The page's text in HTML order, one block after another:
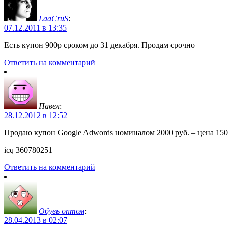
LaaCruS:
07.12.2011 в 13:35
Есть купон 900р сроком до 31 декабря. Продам срочно
Ответить на комментарий
Павел:
28.12.2012 в 12:52
Продаю купон Google Adwords номиналом 2000 руб. – цена
icq 360780251
Ответить на комментарий
Обувь оптом:
28.04.2013 в 02:07